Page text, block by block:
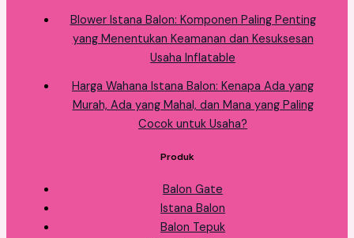
Blower Istana Balon: Komponen Paling Penting
yang Menentukan Keamanan dan Kesuksesan
Usaha Inflatable
Harga Wahana Istana Balon: Kenapa Ada yang
Murah, Ada yang Mahal, dan Mana yang Paling
Cocok untuk Usaha?
Produk
Balon Gate
Istana Balon
Balon Tepuk